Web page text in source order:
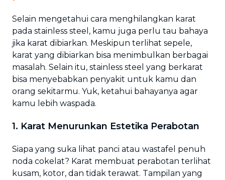
Selain mengetahui cara menghilangkan karat
pada stainless steel, kamu juga perlu tau bahaya
jika karat dibiarkan. Meskipun terlihat sepele,
karat yang dibiarkan bisa menimbulkan berbagai
masalah. Selain itu, stainless steel yang berkarat
bisa menyebabkan penyakit untuk kamu dan
orang sekitarmu. Yuk, ketahui bahayanya agar
kamu lebih waspada.
1. Karat Menurunkan Estetika Perabotan
Siapa yang suka lihat panci atau wastafel penuh
noda cokelat? Karat membuat perabotan terlihat
kusam, kotor, dan tidak terawat. Tampilan yang